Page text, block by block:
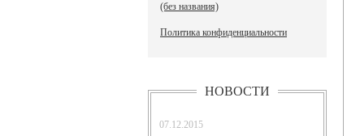
(без названия)
Политика конфиденциальности
НОВОСТИ
07.12.2015